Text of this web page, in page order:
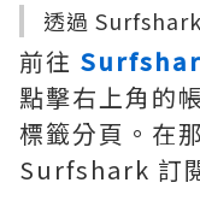
透過
前往
點擊右上角的
標籤分頁。在
Surfshark 訂